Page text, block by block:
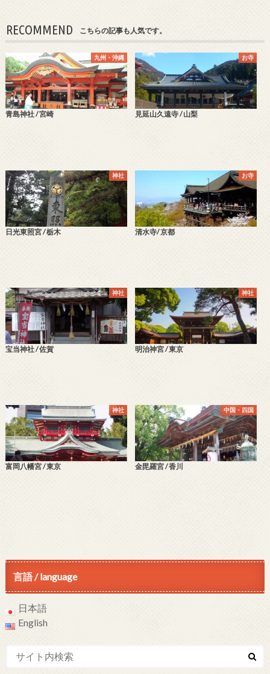
RECOMMEND こちらの記事も人気です。
九州・沖縄
青島神社 / 宮崎
お寺
見延山久遠寺 / 山梨
神社
日光東照宮 / 栃木
お寺
清水寺/ 京都
神社
宝当神社 / 佐賀
神社
明治神宮 / 東京
神社
富岡八幡宮 / 東京
中国・四国
金毘羅宮 / 香川
言語 / language
日本語
English